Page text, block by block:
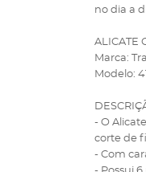
no dia a
ALICATE
Marca:
Modelo:
- O
corte de
- Com